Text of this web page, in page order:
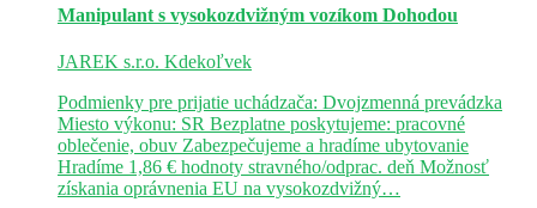
Manipulant s vysokozdvižným vozíkom Dohodou
JAREK s.r.o. Kdekoľvek
Podmienky pre prijatie uchádzača: Dvojzmenná prevádzka
Miesto výkonu: SR Bezplatne poskytujeme: pracovné
oblečenie, obuv Zabezpečujeme a hradíme ubytovanie
Hradíme 1,86 € hodnoty stravného/odprac. deň Možnosť
získania oprávnenia EU na vysokozdvižný…